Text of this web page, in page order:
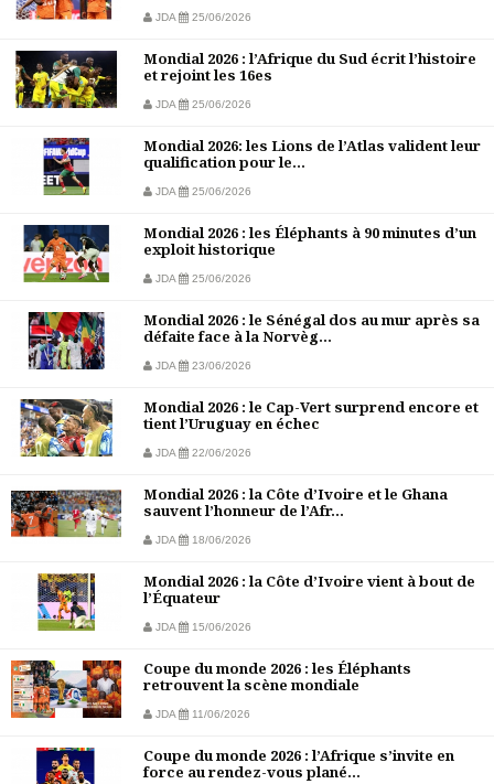
JDA 25/06/2026
Mondial 2026 : l’Afrique du Sud écrit l’histoire
et rejoint les 16es
JDA 25/06/2026
Mondial 2026: les Lions de l’Atlas valident leur
qualification pour le...
JDA 25/06/2026
Mondial 2026 : les Éléphants à 90 minutes d’un
exploit historique
JDA 25/06/2026
Mondial 2026 : le Sénégal dos au mur après sa
défaite face à la Norvèg...
JDA 23/06/2026
Mondial 2026 : le Cap-Vert surprend encore et
tient l’Uruguay en échec
JDA 22/06/2026
Mondial 2026 : la Côte d’Ivoire et le Ghana
sauvent l’honneur de l’Afr...
JDA 18/06/2026
Mondial 2026 : la Côte d’Ivoire vient à bout de
l’Équateur
JDA 15/06/2026
Coupe du monde 2026 : les Éléphants
retrouvent la scène mondiale
JDA 11/06/2026
Coupe du monde 2026 : l’Afrique s’invite en
force au rendez-vous plané...